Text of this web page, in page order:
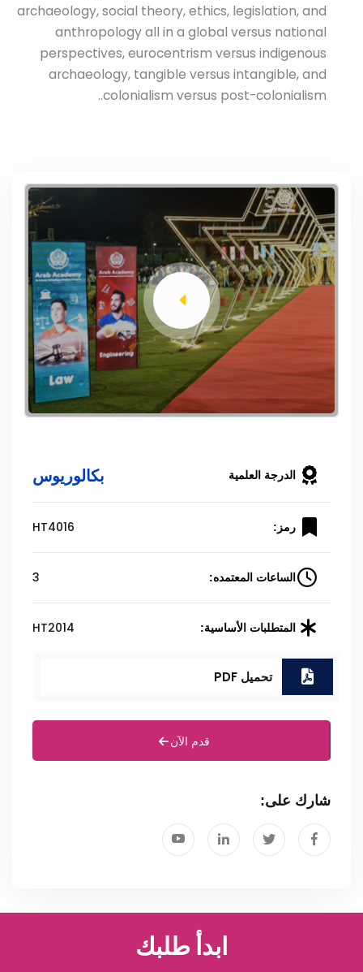
archaeology, social theory, ethics, legislation, and
anthropology all in a global versus national
perspectives, eurocentrism versus indigenous
archaeology, tangible versus intangible, and
colonialism versus post-colonialism..
الدرجة العلمية بكالوريوس
رمز: HT4016
الساعات المعتمده: 3
المتطلبات الأساسية: HT2014
تحميل PDF
قدم الآن
شارك على:
ابدأ طلبك